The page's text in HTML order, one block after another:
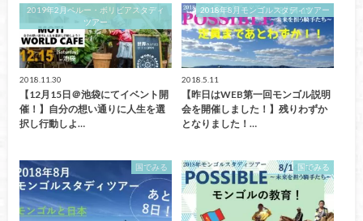
2019年2月ペルー・ボリビアスタディ
ツアー
2018.11.30
【12月15日＠池袋にてイベント開
催！】自分の想い通りに人生を選
択し行動しよ…
2018年8月モンゴルスタディツアー
2018.5.11
【昨日はWEB第一回モンゴル説明
会を開催しました！】残りわずか
となりました！…
国でみる 国でみる